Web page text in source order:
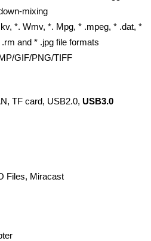
mixing
*. Wmv, *. Mpg, * .mpeg, * .dat, *
and * .jpg file formats
GIF/PNG/TIFF
TF card, USB2.0, USB3.0
Files, Miracast